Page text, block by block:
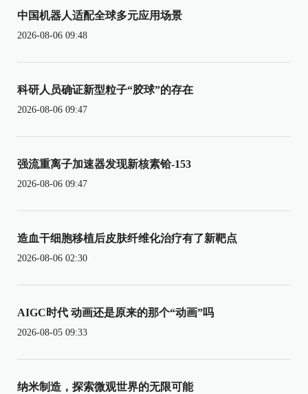
中国机器人适配全球多元应用场景
2026-08-06 09:48
科研人员确证新型粒子“胶球”的存在
2026-08-06 09:47
强流重离子加速器发现新核素铪-153
2026-08-06 09:47
造血干细胞移植后皮肤纤维化治疗有了新靶点
2026-08-06 02:30
AIGC时代 动画还是原来的那个“动画”吗
2026-08-05 09:33
纳米制造，探索微观世界的无限可能